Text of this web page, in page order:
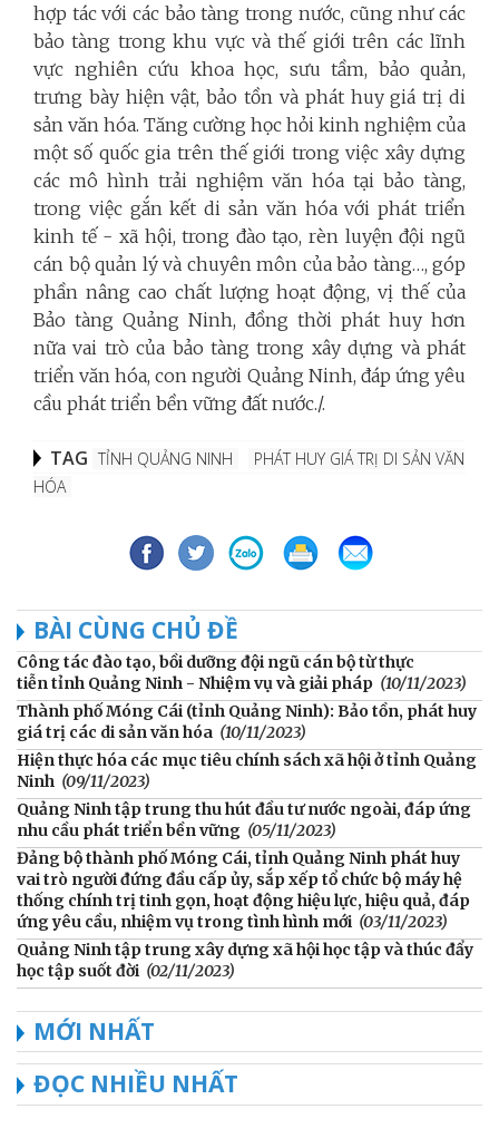
hợp tác với các bảo tàng trong nước, cũng như các
bảo tàng trong khu vực và thế giới trên các lĩnh
vực nghiên cứu khoa học, sưu tầm, bảo quản,
trưng bày hiện vật, bảo tồn và phát huy giá trị di
sản văn hóa. Tăng cường học hỏi kinh nghiệm của
một số quốc gia trên thế giới trong việc xây dựng
các mô hình trải nghiệm văn hóa tại bảo tàng,
trong việc gắn kết di sản văn hóa với phát triển
kinh tế - xã hội, trong đào tạo, rèn luyện đội ngũ
cán bộ quản lý và chuyên môn của bảo tàng…, góp
phần nâng cao chất lượng hoạt động, vị thế của
Bảo tàng Quảng Ninh, đồng thời phát huy hơn
nữa vai trò của bảo tàng trong xây dựng và phát
triển văn hóa, con người Quảng Ninh, đáp ứng yêu
cầu phát triển bền vững đất nước./.
TAG TỈNH QUẢNG NINH
PHÁT HUY GIÁ TRỊ DI SẢN VĂN
HÓA
BÀI CÙNG CHỦ ĐỀ
Công tác đào tạo, bồi dưỡng đội ngũ cán bộ từ thực
tiễn tỉnh Quảng Ninh - Nhiệm vụ và giải pháp (10/11/2023)
Thành phố Móng Cái (tỉnh Quảng Ninh): Bảo tồn, phát huy
giá trị các di sản văn hóa (10/11/2023)
Hiện thực hóa các mục tiêu chính sách xã hội ở tỉnh Quảng
Ninh (09/11/2023)
Quảng Ninh tập trung thu hút đầu tư nước ngoài, đáp ứng
nhu cầu phát triển bền vững (05/11/2023)
Đảng bộ thành phố Móng Cái, tỉnh Quảng Ninh phát huy
vai trò người đứng đầu cấp ủy, sắp xếp tổ chức bộ máy hệ
thống chính trị tinh gọn, hoạt động hiệu lực, hiệu quả, đáp
ứng yêu cầu, nhiệm vụ trong tình hình mới (03/11/2023)
Quảng Ninh tập trung xây dựng xã hội học tập và thúc đẩy
học tập suốt đời (02/11/2023)
MỚI NHẤT
ĐỌC NHIỀU NHẤT